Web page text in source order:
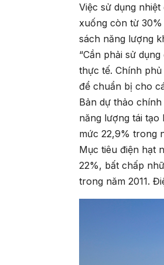
Việc sử dụng
xuống còn từ
sách năng lượng
“Cần phải sử
thực tế. Chính
để chuẩn bị cho
Bản dự thảo
năng lượng tái
mức 22,9% trong
Mục tiêu điện hạt
22%, bất chấp
trong năm 2011.